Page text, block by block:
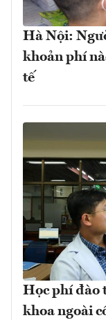
Hà Nội:
khoản phí
tế
Học phí đào
khoa ngoài